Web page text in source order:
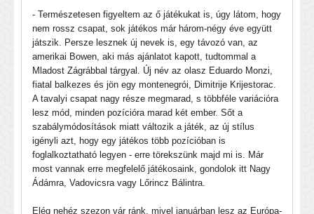
- Természetesen figyeltem az ő játékukat is, úgy látom, hogy
nem rossz csapat, sok játékos már három-négy éve együtt
játszik. Persze lesznek új nevek is, egy távozó van, az
amerikai Bowen, aki más ajánlatot kapott, tudtommal a
Mladost Zágrábbal tárgyal. Új név az olasz Eduardo Monzi,
fiatal balkezes és jön egy montenegrói, Dimitrije Krijestorac.
A tavalyi csapat nagy része megmarad, s többféle variációra
lesz mód, minden pozícióra marad két ember. Sőt a
szabálymódosítások miatt változik a játék, az új stílus
igényli azt, hogy egy játékos több pozícióban is
foglalkoztatható legyen - erre törekszünk majd mi is. Már
most vannak erre megfelelő játékosaink, gondolok itt Nagy
Ádámra, Vadovicsra vagy Lőrincz Bálintra.
Elég nehéz szezon vár ránk, mivel januárban lesz az Európa-